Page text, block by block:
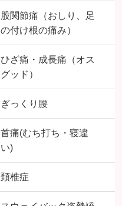
股関節痛（おしり、足
の付け根の痛み）
ひざ痛・成長痛（オス
グッド）
ぎっくり腰
首痛(むち打ち・寝違
い)
頚椎症